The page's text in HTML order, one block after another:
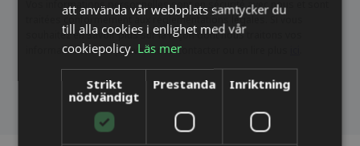
Vos informations personnelles sont en sécurité avec nous et sont
traitées conformément aux réglementations légales. Si vous
souhaitez en savoir plus sur la façon dont nous traitons vos
informations, vous pouvez nous contacter ou en lire plus
FRENCH
GERMAN
att använda vår webbplats samtycker du
till alla cookies i enlighet med vår
cookiepolicy. Läs mer
Strikt
nödvändigt
Prestanda Inriktning